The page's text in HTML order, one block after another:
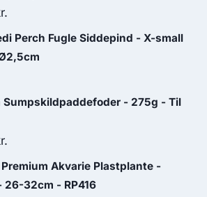
Perch Fugle Siddepind - X-small
Sumpskildpaddefoder - 275g - Til
Premium Akvarie Plastplante -
26-32cm - RP416